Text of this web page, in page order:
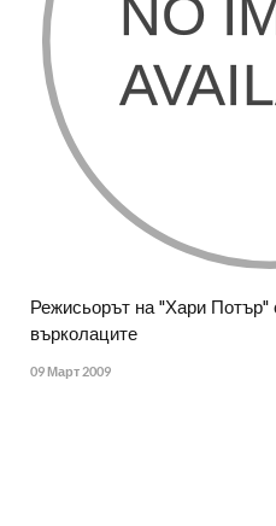
Режисьорът на "Хари Потър"
върколаците
09 Март 2009